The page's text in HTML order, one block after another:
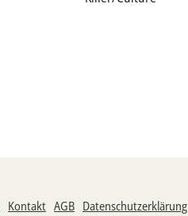
Kontakt AGB Datenschutzerklärung